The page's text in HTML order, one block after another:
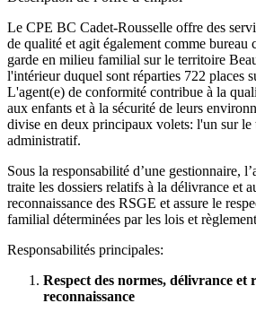
Le CPE BC Cadet-Rousselle offre des
de qualité et agit également comme bureau
garde en milieu familial sur le territoire
l'intérieur duquel sont réparties 722 places
L'agent(e) de conformité contribue à la
aux enfants et à la sécurité de leurs
divise en deux principaux volets: l'un sur le
administratif.
Sous la responsabilité d’une gestionnaire,
traite les dossiers relatifs à la délivrance et
reconnaissance des RSGE et assure le
familial déterminées par les lois et
Responsabilités principales:
Respect des normes, délivrance et
reconnaissance